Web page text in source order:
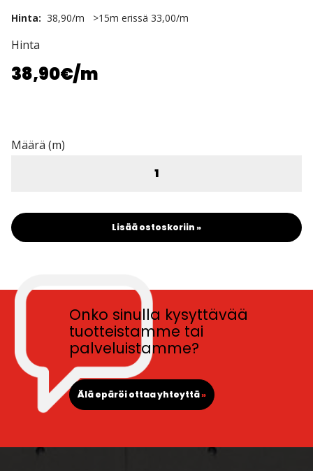
Hinta: 38,90/m >15m erissä 33,00/m
Hinta
38,90€/m
Määrä (m)
Lisää ostoskoriin »
Onko sinulla kysyttävää
tuotteistamme tai
palveluistamme?
Älä epäröi ottaa yhteyttä»